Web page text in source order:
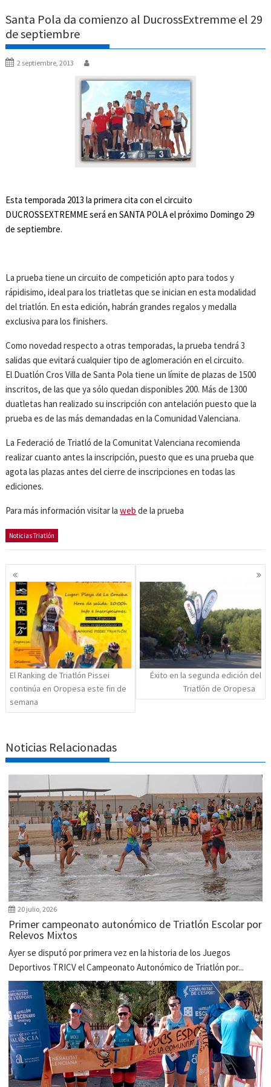
Santa Pola da comienzo al DucrossExtremme el 29
de septiembre
2 septiembre, 2013
Esta temporada 2013 la primera cita con el circuito
DUCROSSEXTREMME será en SANTA POLA el próximo Domingo 29
de septiembre.
La prueba tiene un circuito de competición apto para todos y
rápidisimo, ideal para los triatletas que se inician en esta modalidad
del triatlón. En esta edición, habrán grandes regalos y medalla
exclusiva para los finishers.
Como novedad respecto a otras temporadas, la prueba tendrá 3
salidas que evitará cualquier tipo de aglomeración en el circuito.
El Duatlón Cros Villa de Santa Pola tiene un límite de plazas de 1500
inscritos, de las que ya sólo quedan disponibles 200. Más de 1300
duatletas han realizado su inscripción con antelación puesto que la
prueba es de las más demandadas en la Comunidad Valenciana.
La Federació de Triatló de la Comunitat Valenciana recomienda
realizar cuanto antes la inscripción, puesto que es una prueba que
agota las plazas antes del cierre de inscripciones en todas las
ediciones.
Para más información visitar laweb de la prueba
Noticias Triatlón
Navegación
de
entradas
El Ranking de Triatlón Pissei
continúa en Oropesa este fin de
semana
Éxito en la segunda edición del
Triatlón de Oropesa
Noticias Relacionadas
20 julio, 2026
Primer campeonato autonómico de Triatlón Escolar por
Relevos Mixtos
Ayer se disputó por primera vez en la historia de los Juegos
Deportivos TRICV el Campeonato Autonómico de Triatlón por...